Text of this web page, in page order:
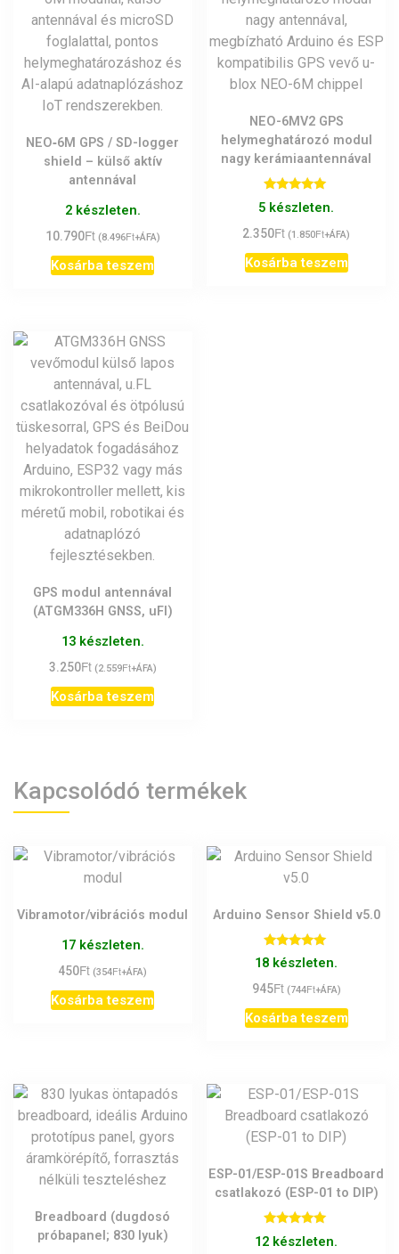
NEO‑6M GPS / SD-logger
shield – külső aktív
antennával
2 készleten.
10.790Ft (8.496Ft+ÁFA)
Kosárba teszem
NEO-6MV2 GPS
helymeghatározó modul
nagy kerámiaantennával
Értékelés:
5.00
5 készleten.
2.350Ft (1.850Ft+ÁFA)
Kosárba teszem
GPS modul antennával
(ATGM336H GNSS, uFl)
13 készleten.
3.250Ft (2.559Ft+ÁFA)
Kosárba teszem
Kapcsolódó termékek
Vibramotor/vibrációs modul
17 készleten.
450Ft (354Ft+ÁFA)
Kosárba teszem
Arduino Sensor Shield v5.0
Értékelés:
5.00
18 készleten.
945Ft (744Ft+ÁFA)
Kosárba teszem
Breadboard (dugdosó
próbapanel; 830 lyuk)
ESP-01/ESP-01S Breadboard
csatlakozó (ESP-01 to DIP)
Értékelés:
5.00
12 készleten.